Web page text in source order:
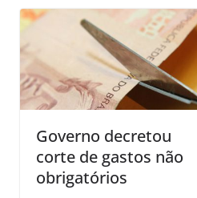
Governo decretou
corte de gastos não
obrigatórios